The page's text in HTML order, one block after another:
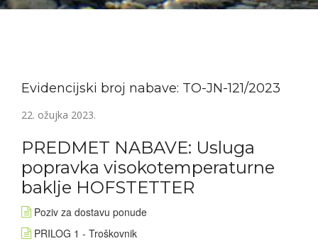
Evidencijski broj nabave: TO-JN-121/2023
22. ožujka 2023.
PREDMET NABAVE: Usluga
popravka visokotemperaturne
baklje HOFSTETTER
Poziv za dostavu ponude
PRILOG 1 - Troškovnik